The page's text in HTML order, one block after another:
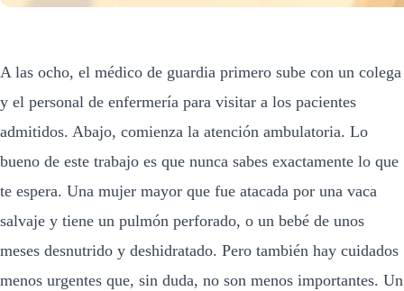
A las ocho, el médico de guardia primero sube con un colega
y el personal de enfermería para visitar a los pacientes
admitidos. Abajo, comienza la atención ambulatoria. Lo
bueno de este trabajo es que nunca sabes exactamente lo que
te espera. Una mujer mayor que fue atacada por una vaca
salvaje y tiene un pulmón perforado, o un bebé de unos
meses desnutrido y deshidratado. Pero también hay cuidados
menos urgentes que, sin duda, no son menos importantes. Un